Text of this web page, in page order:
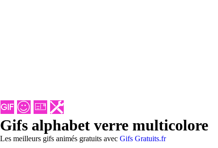
Gifs alphabet verre multicolore
Les meilleurs gifs animés gratuits avec Gifs Gratuits.fr